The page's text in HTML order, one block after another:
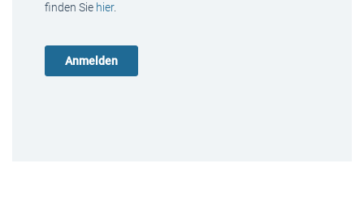
finden Sie hier.